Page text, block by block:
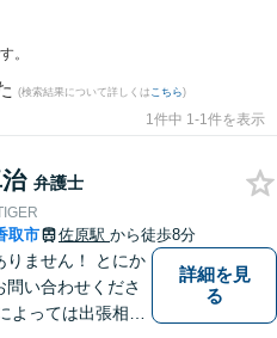
。
(検索結果について詳しくは こちら)
1件中 1-1件を表示
弁護士
取市 佐原駅 から徒歩8分
りません！ とにか
問い合わせくださ
よっては出張相談
詳細を見
る